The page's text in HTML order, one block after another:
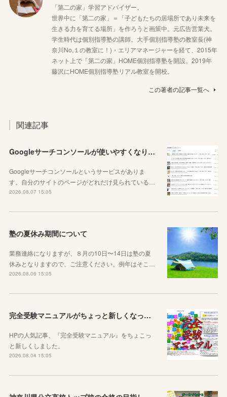
「第二の家」学習アドバイザー。
世界中に「第二の家」＝「子どもたちの居場所であり未来を
生きる力を育てる場所」を作ろうと画策中。元広告営業犬。
学生時代は個別指導塾の講師。大手個別指導塾の教室長(神
奈川No,１の教室に！)・エリアマネージャーを経て、2015年
ネット上で「第二の家」HOME個別指導塾を開設。2019年
藤沢にHOME個別指導塾リアル教室を開校。
この著者の記事一覧へ
関連記事
Googleサーチコンソールが使いやすくなりました！YouTubeも見れるように！
Googleサーチコンソールというサービスがありま
す。自分のサイトのページがどれだけ見られている…
2026.08.07 15:05
塾の夏休み期間について
業務連絡になりますが、８月の10日〜14日は塾の夏
休みとなりますので、ご注意ください。例年はそこ…
2026.08.06 15:05
完全受験マニュアルがちょっと新しくなったよ！
HPの人気記事、『完全受験マニュアル』をちょこっ
と新しくしました。
2026.08.04 15:05